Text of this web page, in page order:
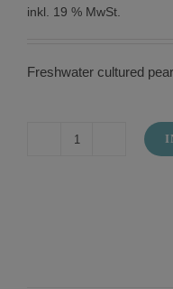
inkl. 19 % MwSt.
Freshwater cultured
Earrings